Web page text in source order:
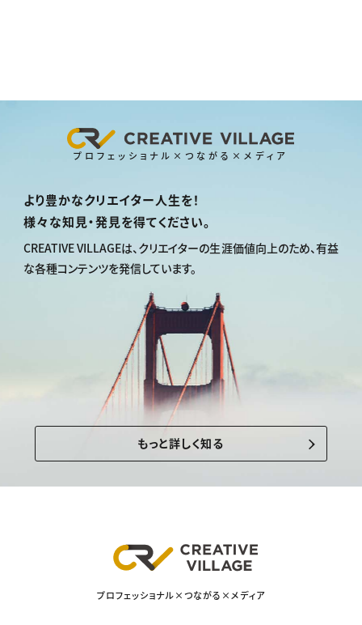
プロフェッショナル×つながる×メディア
より豊かなクリエイター人生を！
様々な知見・発見を得てください。
CREATIVE VILLAGEは、クリエイターの生涯価値向上のため、有益
な各種コンテンツを発信しています。
もっと詳しく知る
プロフェッショナル×つながる×メディア